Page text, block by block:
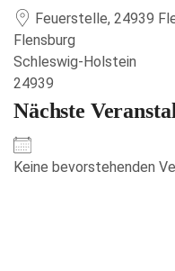
Feuerstelle, 24939
Flensburg
Schleswig-Holstein
24939
Nächste
Keine bevorstehenden